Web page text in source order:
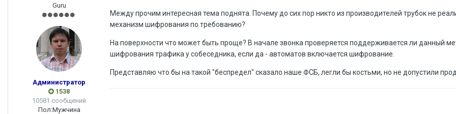
Guru
Администратор
1538
10581 сообщений
Пол:Мужчина
Между прочим интересная тема поднята. Почему до сих пор никто из производителей трубок не
механизм шифрования по требованию?
На поверхности что может быть проще? В начале звонка проверяется поддерживается ли данный
шифрования трафика у собеседника, если да - автоматов включается шифрование.
Представляю что бы на такой "беспредел" сказало наше ФСБ, легли бы костьми, но не допустили